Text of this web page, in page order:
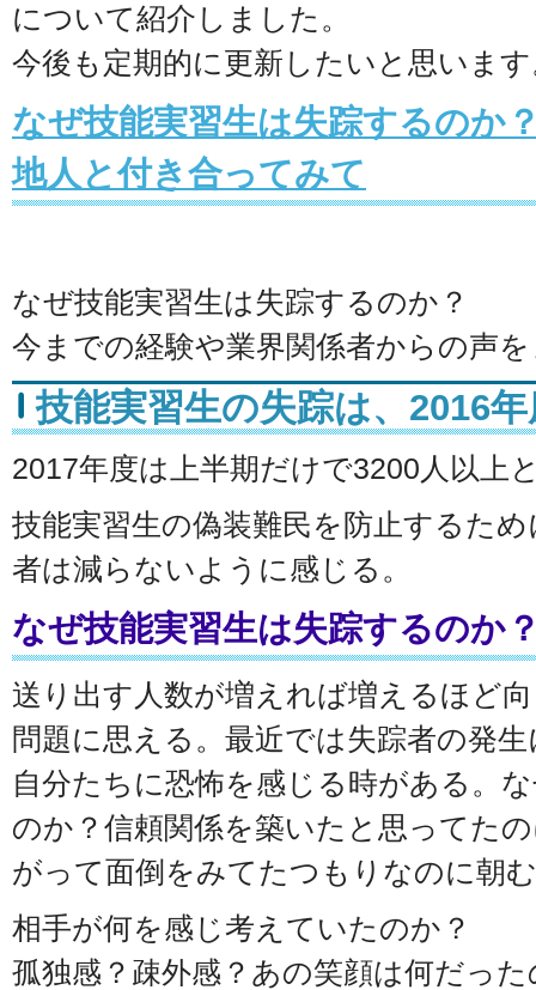
について紹介しました。
今後も定期的に更新したいと思いま
なぜ技能実習生は失踪するのか
地人と付き合ってみて
なぜ技能実習生は失踪するのか？
今までの経験や業界関係者からの声
技能実習生の失踪は、2016
2017年度は上半期だけで3200人以上
技能実習生の偽装難民を防止するた
者は減らないように感じる。
なぜ技能実習生は失踪するのか
送り出す人数が増えれば増えるほど
問題に思える。最近では失踪者の発
自分たちに恐怖を感じる時がある。
のか？信頼関係を築いたと思ってた
がって面倒をみてたつもりなのに朝
相手が何を感じ考えていたのか？
孤独感？疎外感？あの笑顔は何だっ